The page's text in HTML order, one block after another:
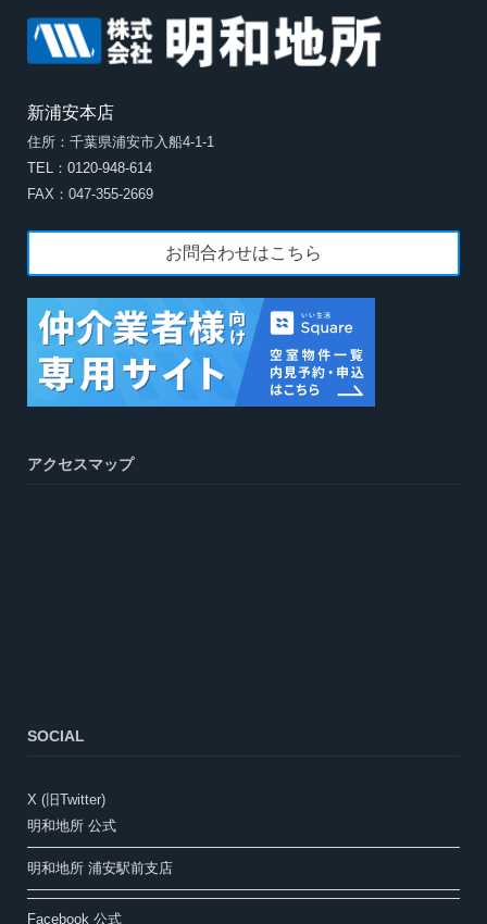
新浦安本店
住所：千葉県浦安市入船4-1-1
TEL：0120-948-614
FAX：047-355-2669
お問合わせはこちら
アクセスマップ
SOCIAL
X (旧Twitter)
明和地所 公式
明和地所 浦安駅前支店
Facebook 公式